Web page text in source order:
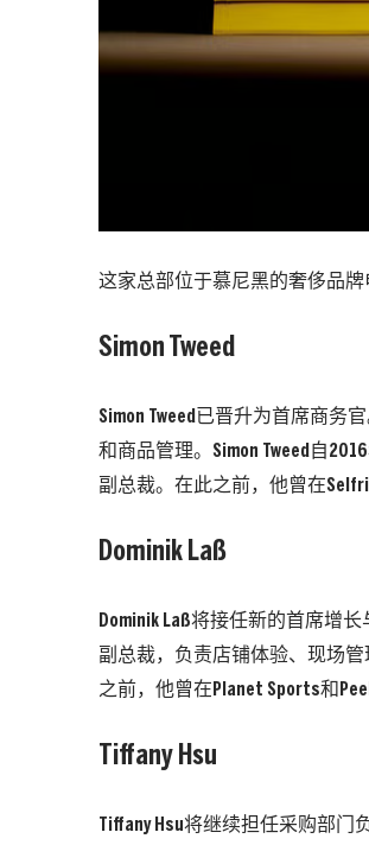
这家总部位于慕尼黑的奢侈品牌
Simon Tweed
Simon Tweed已晋升为首席商务
和商品管理。Simon Tweed自
副总裁。在此之前，他曾在
Dominik Laß
Dominik Laß将接任新的首席增
副总裁，负责店铺体验、现场
之前，他曾在Planet Sports和
Tiffany Hsu
Tiffany Hsu将继续担任采购部